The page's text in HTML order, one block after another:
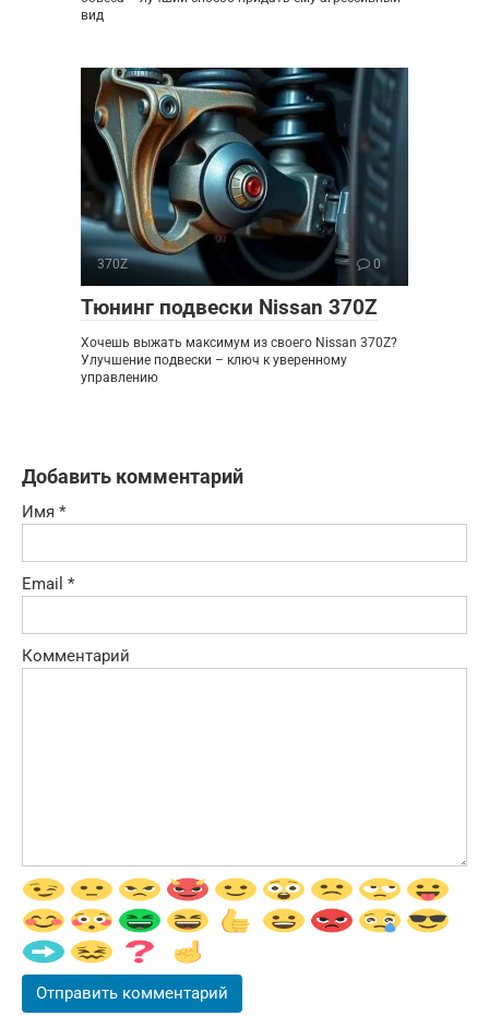
вид
370Z 0
Тюнинг подвески Nissan 370Z
Хочешь выжать максимум из своего Nissan 370Z?
Улучшение подвески – ключ к уверенному
управлению
Добавить комментарий
Имя *
Email *
Комментарий